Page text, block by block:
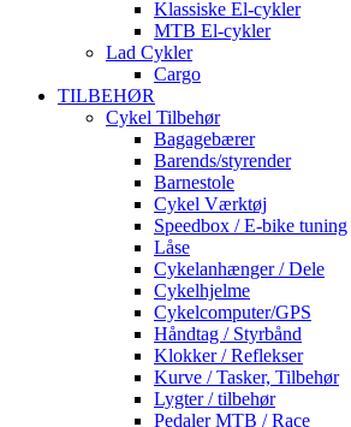
Klassiske El-cykler
MTB El-cykler
Lad Cykler
Cargo
TILBEHØR
Cykel Tilbehør
Bagagebærer
Barends/styrender
Barnestole
Cykel Værktøj
Speedbox / E-bike tuning
Låse
Cykelanhænger / Dele
Cykelhjelme
Cykelcomputer/GPS
Håndtag / Styrbånd
Klokker / Reflekser
Kurve / Tasker, Tilbehør
Lygter / tilbehør
Pedaler MTB / Race